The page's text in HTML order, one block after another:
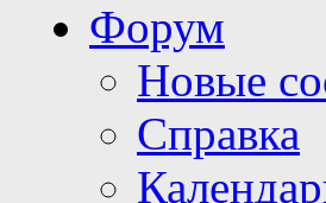
Форум
Новые
Справка